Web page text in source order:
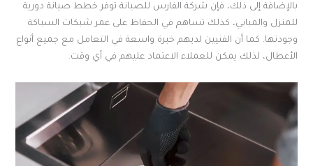
بالإضافة إلى ذلك، فإن شركة الفارس للصيانة توفر خطط صيانة دورية
للمنزل والمباني، كذلك تساهم في الحفاظ على عمر شبكات السباكة
وجودتها. كما أن الفنيين لديهم خبرة واسعة في التعامل مع جميع أنواع
الأعطال، لذلك يمكن للعملاء الاعتماد عليهم في أي وقت.